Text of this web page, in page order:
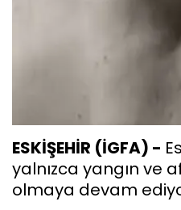
ESKİŞEHİR (İGFA) -
yalnızca yangın ve
olmaya devam